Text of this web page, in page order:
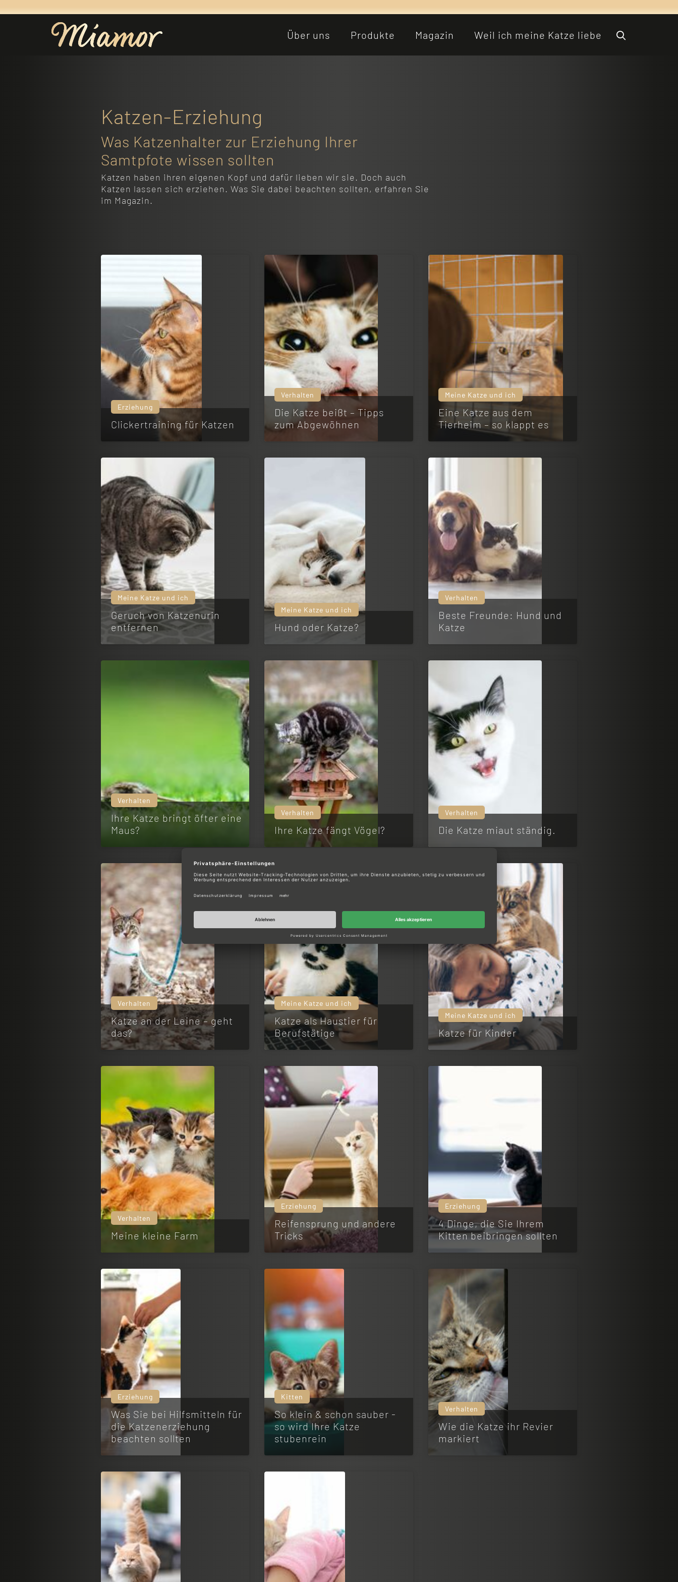
Über uns Produkte Magazin Weil ich meine Katze liebe
Katzen-Erziehung
Was Katzenhalter zur Erziehung Ihrer
Samtpfote wissen sollten
Katzen haben ihren eigenen Kopf und dafür lieben wir sie. Doch auch
Katzen lassen sich erziehen. Was Sie dabei beachten sollten, erfahren Sie
im Magazin.
Erziehung
Clickertraining für Katzen
Verhalten
Die Katze beißt – Tipps
zum Abgewöhnen
Meine Katze und ich
Eine Katze aus dem
Tierheim – so klappt es
Meine Katze und ich
Geruch von Katzenurin
entfernen
Meine Katze und ich
Hund oder Katze?
Verhalten
Beste Freunde: Hund und
Katze
Verhalten
Ihre Katze bringt öfter eine
Maus?
Verhalten
Ihre Katze fängt Vögel?
Verhalten
Die Katze miaut ständig.
Verhalten
Katze an der Leine – geht
das?
Meine Katze und ich
Katze als Haustier für
Berufstätige
Meine Katze und ich
Katze für Kinder
Verhalten
Meine kleine Farm
Erziehung
Reifensprung und andere
Tricks
Erziehung
4 Dinge, die Sie Ihrem
Kitten beibringen sollten
Erziehung
Was Sie bei Hilfsmitteln für
die Katzenerziehung
beachten sollten
Kitten
So klein & schon sauber -
so wird Ihre Katze
stubenrein
Verhalten
Wie die Katze ihr Revier
markiert